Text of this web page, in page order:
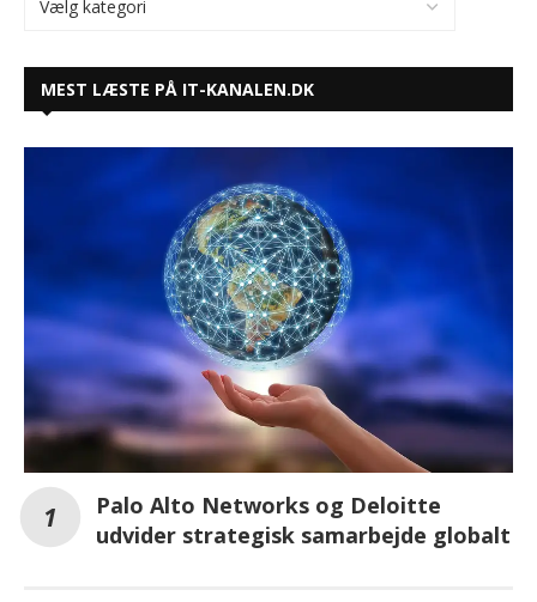
MEST LÆSTE PÅ IT-KANALEN.DK
Palo Alto Networks og Deloitte
udvider strategisk samarbejde globalt